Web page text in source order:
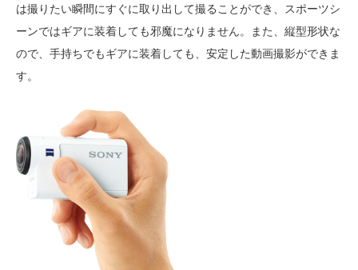
は撮りたい瞬間にすぐに取り出して撮ることができ、スポーツシ
ーンではギアに装着しても邪魔になりません。また、縦型形状な
ので、手持ちでもギアに装着しても、安定した動画撮影ができま
す。